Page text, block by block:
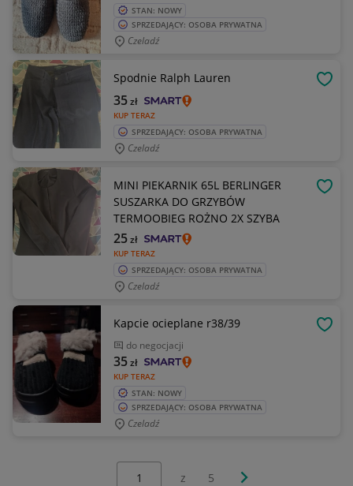
STAN: NOWY
SPRZEDAJĄCY: OSOBA PRYWATNA
Czeladź
Spodnie Ralph Lauren
KUP TERAZ
35zł
SPRZEDAJĄCY: OSOBA PRYWATNA
Czeladź
MINI PIEKARNIK 65L BERLINGER
SUSZARKA DO GRZYBÓW
TERMOOBIEG ROŻNO 2X SZYBA
KUP TERAZ
25zł
SPRZEDAJĄCY: OSOBA PRYWATNA
Czeladź
Kapcie ocieplane r38/39
do negocjacji
KUP TERAZ
35zł
STAN: NOWY
SPRZEDAJĄCY: OSOBA PRYWATNA
Czeladź
z 5 Następna strona